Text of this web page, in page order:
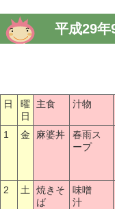
平成29年
日
曜
日
主食 汁物
1 金 麻婆丼
春雨ス
ープ
2 土
焼きそ
ば
味噌
汁